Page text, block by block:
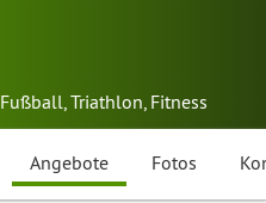
Fußball,Triathlon, Fitness
Angebote Fotos